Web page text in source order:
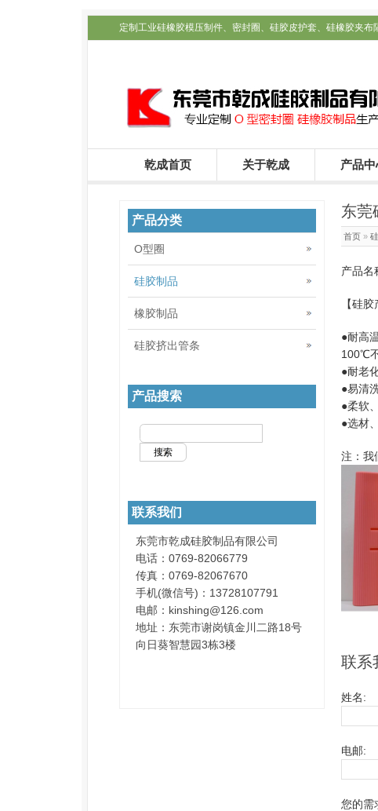
定制工业硅橡胶模压制件、密封圈、硅胶皮护套、硅橡胶夹布
乾成首页 关于乾成 产品
东莞
首页 »
产品名
【硅
●耐高
100℃
●耐老
●易清
●柔软
●选材
注：我
联系
姓名:
电邮:
您的需
产品分类
O型圈
硅胶制品
橡胶制品
硅胶挤出管条
产品搜索
联系我们
东莞市乾成硅胶制品有限公司
电话：0769-82066779
传真：0769-82067670
手机(微信号)：13728107791
电邮：kinshing@126.com
地址：东莞市谢岗镇金川二路18号
向日葵智慧园3栋3楼